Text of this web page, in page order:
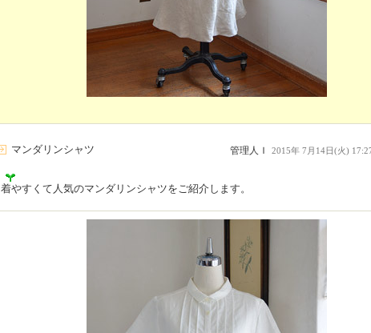
マンダリンシャツ 管理人Ｉ 2015年 7月14日(火)
着やすくて人気のマンダリンシャツをご紹介します。